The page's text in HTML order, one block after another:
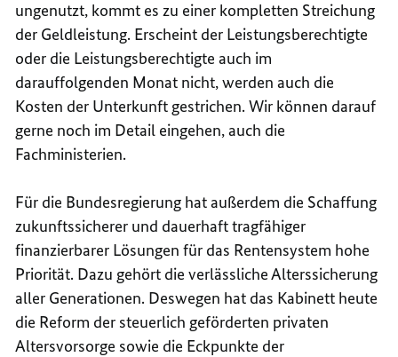
ungenutzt, kommt es zu einer kompletten Streichung
der Geldleistung. Erscheint der Leistungsberechtigte
oder die Leistungsberechtigte auch im
darauffolgenden Monat nicht, werden auch die
Kosten der Unterkunft gestrichen. Wir können darauf
gerne noch im Detail eingehen, auch die
Fachministerien.
Für die Bundesregierung hat außerdem die Schaffung
zukunftssicherer und dauerhaft tragfähiger
finanzierbarer Lösungen für das Rentensystem hohe
Priorität. Dazu gehört die verlässliche Alterssicherung
aller Generationen. Deswegen hat das Kabinett heute
die Reform der steuerlich geförderten privaten
Altersvorsorge sowie die Eckpunkte der